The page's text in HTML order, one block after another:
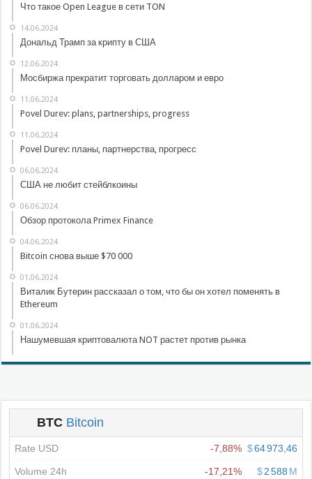
Что такое Open League в сети TON
14.06.2024
Дональд Трамп за крипту в США
12.06.2024
Мосбиржа прекратит торговать долларом и евро
11.06.2024
Povel Durev: plans, partnerships, progress
11.06.2024
Povel Durev: планы, партнерства, прогресс
06.06.2024
США не любит стейблкоины
06.06.2024
Обзор протокола Primex Finance
04.06.2024
Bitcoin снова выше $70 000
01.06.2024
Виталик Бутерин рассказал о том, что бы он хотел поменять в
Ethereum
01.06.2024
Нашумевшая криптовалюта NOT растет против рынка